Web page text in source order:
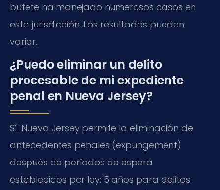
bufete ha manejado numerosos casos en
esta jurisdicción. Los resultados pueden
variar.
¿Puedo eliminar un delito
procesable de mi expediente
penal en Nueva Jersey?
Sí. Nueva Jersey permite la eliminación de
antecedentes penales (expungement)
después de períodos de espera
establecidos por ley: 5 años para delitos